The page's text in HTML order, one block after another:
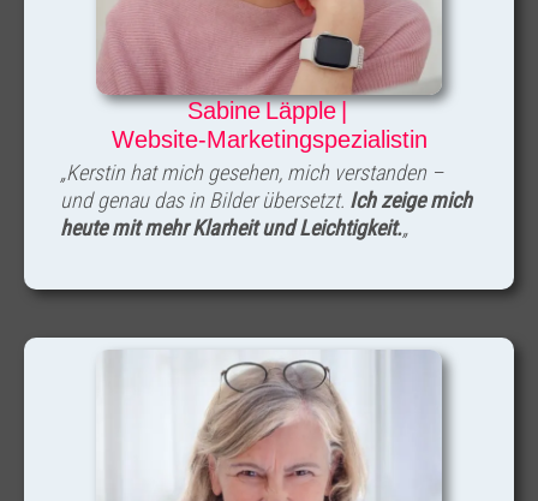
Sabine Läpple |
Website-Marketingspezialistin
„Kerstin hat mich gesehen, mich verstanden –
und genau das in Bilder übersetzt. Ich zeige mich
heute mit mehr Klarheit und Leichtigkeit.„